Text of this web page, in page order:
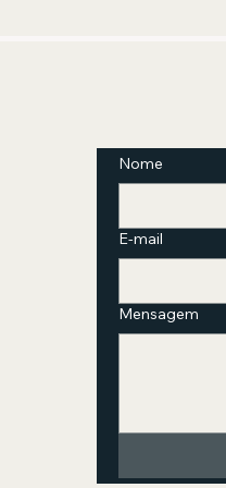
Nome
E-mail
Mensagem